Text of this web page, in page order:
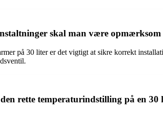
skal man være
på 30 liter er det vigtigt at sikre korrekt
rette temperaturindstilling på en 30